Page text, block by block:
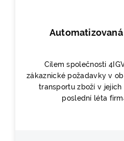
Cílem společnosti
zákaznické požadavky v
transportu zboží v
poslední léta